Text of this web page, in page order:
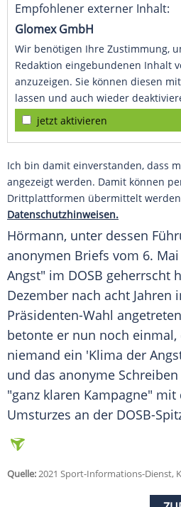
Empfohlener externer Inhalt:
Glomex GmbH
Wir benötigen Ihre Zustimmung,
Redaktion eingebundenen Inhalt
anzuzeigen. Sie können diesen
lassen und auch wieder
jetzt aktivieren
Ich bin damit einverstanden, dass
angezeigt werden. Damit können
Drittplattformen übermittelt
Datenschutzhinweisen.
Hörmann, unter dessen
anonymen Briefs vom 6.
Angst" im DOSB geherrscht
Dezember nach acht
Präsidenten-Wahl
betonte er nun noch einmal,
niemand ein 'Klima der
und das anonyme
"ganz klaren Kampagne" mit
Umsturzes an der DOSB-
Quelle:2021 Sport-Informations-Dienst,